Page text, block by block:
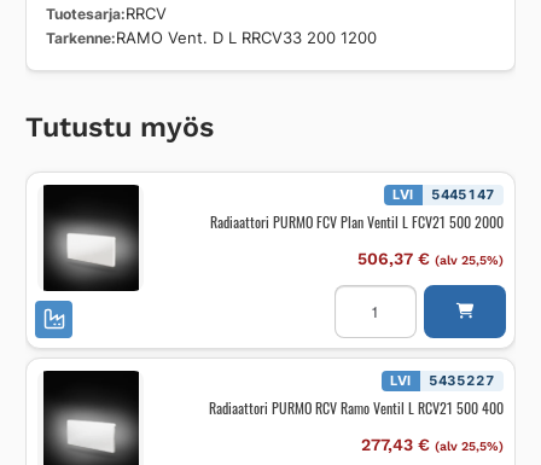
Tuotesarja RRCV
Tarkenne RAMO Vent. D L RRCV33 200 1200
Tutustu myös
LVI 5445147
Radiaattori PURMO FCV Plan Ventil L FCV21 500 2000
506,37 € (alv 25,5%)
Radiaattori
PURMO
Plan
Ventil
FCV21
500
määrä
LVI 5435227
Radiaattori PURMO RCV Ramo Ventil L RCV21 500 400
277,43 € (alv 25,5%)